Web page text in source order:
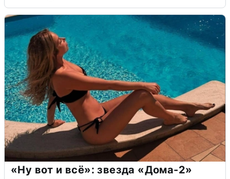
«Ну вот и всё»: звезда «Дома-2»